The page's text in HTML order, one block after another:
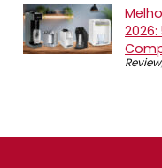
Review,